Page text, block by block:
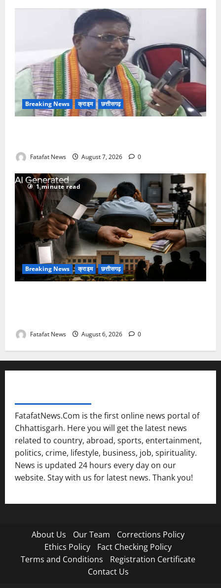
Breaking News क्राइम छत्तीसगढ़
Fatafat News August 7, 2026 0
1 minute read
Breaking News क्राइम छत्तीसगढ़
Fatafat News August 6, 2026 0
FatafatNews.Com is the first online news portal of
Chhattisgarh. Here you will get the latest news
related to country, abroad, sports, entertainment,
politics, crime, lifestyle, business, job, spirituality.
News is updated 24 hours every day on our
website. Stay with us for latest news. Thank you!
About Us Our Team
Corrections Policy
Ethics Policy
Fact Checking Policy
Terms and Conditions
Registration Certificate
Contact Us